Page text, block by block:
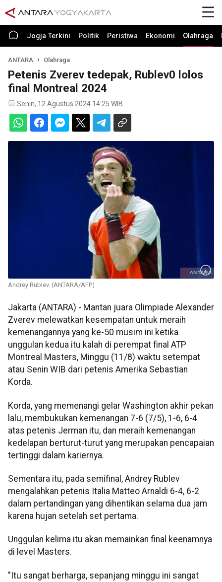
Jogja Terkini Politik Peristiwa Ekonomi Olahraga
ANTARA Olahraga
Petenis Zverev tedepak, Rublev0 lolos
final Montreal 2024
Senin, 12 Agustus 2024 14:25 WIB
Andrey Rublev. (ANTARA/AFP)
Jakarta (ANTARA) - Mantan juara Olimpiade Alexander
Zverev melewatkan kesempatan untuk meraih
kemenangannya yang ke-50 musim ini ketika
unggulan kedua itu kalah di perempat final ATP
Montreal Masters, Minggu (11/8) waktu setempat
atau Senin WIB dari petenis Amerika Sebastian
Korda.
Korda, yang memenangi gelar Washington akhir pekan
lalu, membukukan kemenangan 7-6 (7/5), 1-6, 6-4
atas petenis Jerman itu, dan meraih kemenangan
kedelapan berturut-turut yang merupakan pencapaian
tertinggi dalam kariernya.
Sementara itu, pada semifinal, Andrey Rublev
mengalahkan petenis Italia Matteo Arnaldi 6-4, 6-2
dalam pertandingan yang dihentikan selama dua jam
karena hujan setelah set pertama.
Unggulan kelima itu akan memainkan final keenamnya
di level Masters.
"Itu sangat berharga, sepanjang minggu ini sangat